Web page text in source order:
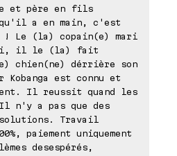
et père en fils
qu'il a en main, c'est
! Le (la) copain(e) mari
il le (la) fait
chien(ne) dérrière son
Kobanga est connu et
Il reussit quand les
n'y a pas que des
Travail
paiement uniquement
desespérés,